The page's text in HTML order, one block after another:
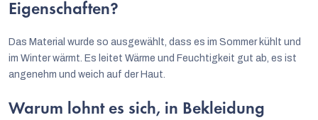
Eigenschaften?
Das Material wurde so ausgewählt, dass es im Sommer kühlt und
im Winter wärmt. Es leitet Wärme und Feuchtigkeit gut ab, es ist
angenehm und weich auf der Haut.
Warum lohnt es sich, in Bekleidung